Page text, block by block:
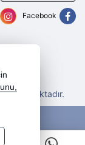
korunmaktadır.
Facebook